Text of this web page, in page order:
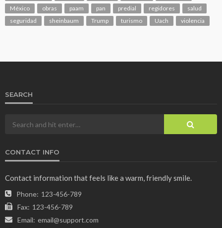
México
obras paam pan predial regidores
salud
seguridad
sheinbaum Trump turismo Uach violencia
SEARCH
CONTACT INFO
Contact information that feels like a warm, friendly smile.
Phone: 123-456-789
Fax: 123-456-789
Email: email@support.com